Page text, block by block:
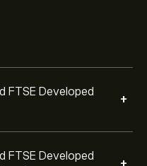
FTSE Developed
+
FTSE Developed
toimeksiannon,
hintaan